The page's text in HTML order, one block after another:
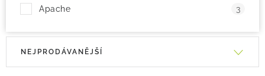
Apache 3
V
Ř
NEJPRODÁVANĚJŠÍ